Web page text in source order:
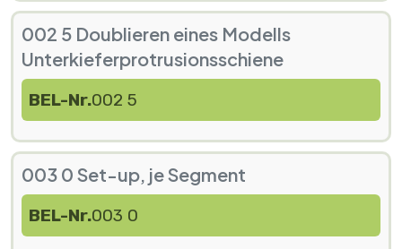
002 5 Doublieren eines Modells
Unterkieferprotrusionsschiene
BEL-Nr.002 5
003 0 Set-up, je Segment
BEL-Nr.003 0